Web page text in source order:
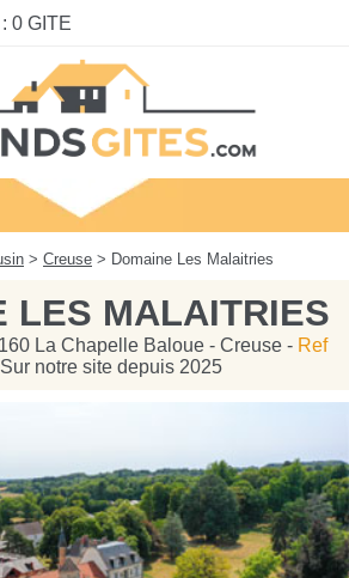
0 GITE
> Creuse > Domaine Les Malaitries
LES MALAITRIES
La Chapelle Baloue - Creuse - Ref
notre site depuis 2025
cookies